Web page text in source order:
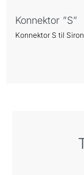
Konnektor ”S”
Konnektor S til